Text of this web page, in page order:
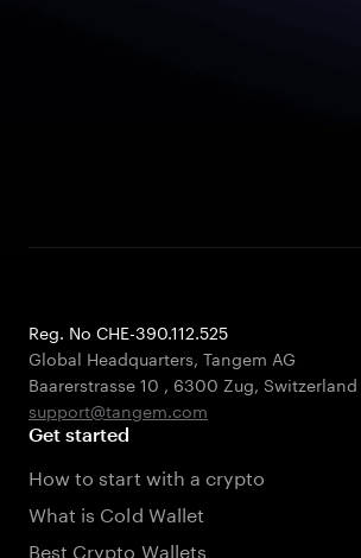
Reg. No CHE-390.112.525
Global Headquarters, Tangem AG
Baarerstrasse 10 , 6300 Zug, Switzerland
support@tangem.com
Get started
How to start with a crypto
What is Cold Wallet
Best Crypto Wallets